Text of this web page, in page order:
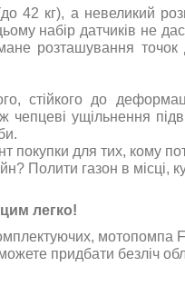
42 кг), а невеликий
набір датчиків не
розташування точок
стійкого до
чепцеві ущільнення
покупки для тих, кому
Полити газон в місці,
легко!
мотопомпа
придбати безліч